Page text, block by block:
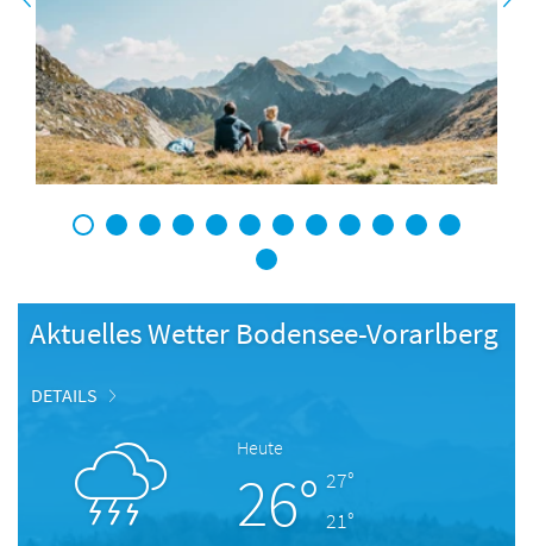
1 2 3 4 5 6 7 8 9 10 11
12
13
Aktuelles Wetter Bodensee-Vorarlberg
DETAILS
Heute
26° 27°
21°